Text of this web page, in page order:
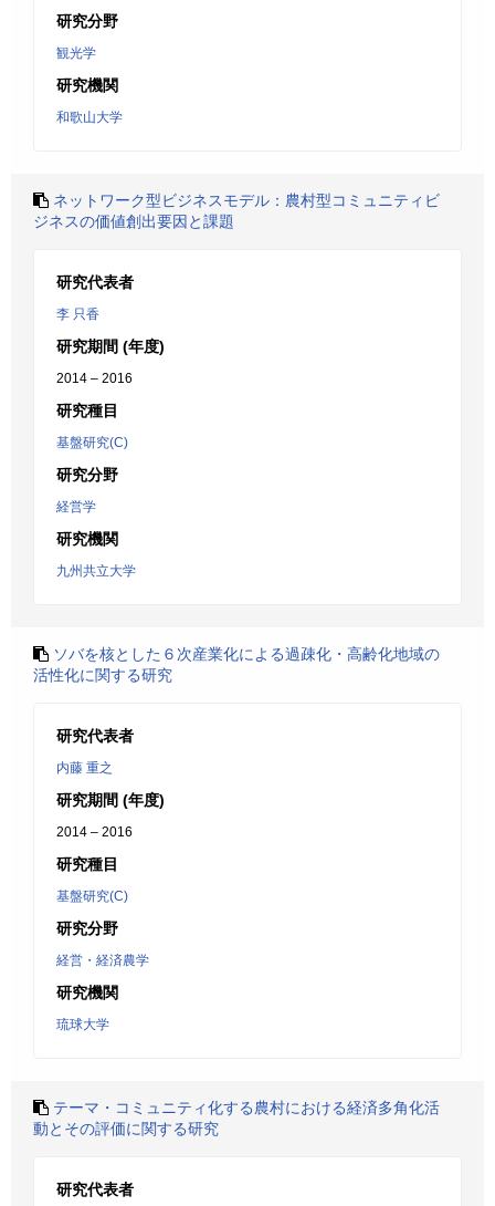
研究分野
観光学
研究機関
和歌山大学
ネットワーク型ビジネスモデル：農村型コミュニティビ
ジネスの価値創出要因と課題
研究代表者
李 只香
研究期間 (年度)
2014 – 2016
研究種目
基盤研究(C)
研究分野
経営学
研究機関
九州共立大学
ソバを核とした６次産業化による過疎化・高齢化地域の
活性化に関する研究
研究代表者
内藤 重之
研究期間 (年度)
2014 – 2016
研究種目
基盤研究(C)
研究分野
経営・経済農学
研究機関
琉球大学
テーマ・コミュニティ化する農村における経済多角化活
動とその評価に関する研究
研究代表者